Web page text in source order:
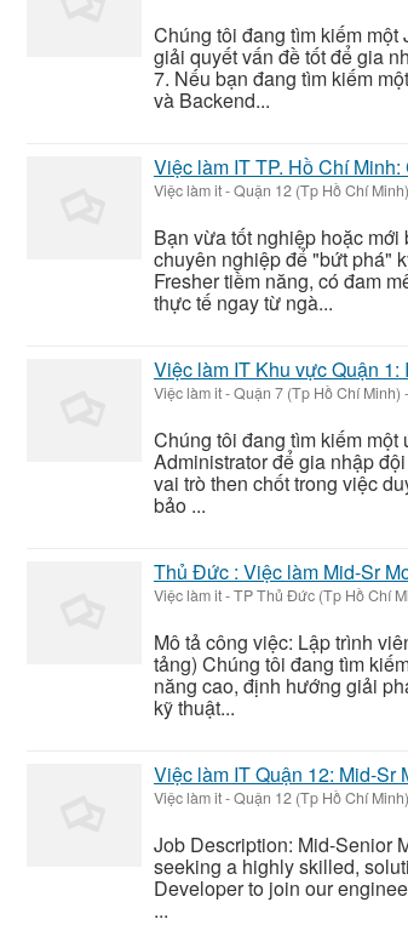
Chúng tôi đang tìm kiếm
giải quyết vấn đề tốt để gia
7. Nếu bạn đang tìm kiếm
và Backend...
Việc làm IT TP. Hồ Chí
Việc làm it-Quận 12 (Tp Hồ Chí Minh)
Bạn vừa tốt nghiệp hoặc
chuyên nghiệp để "bứt phá"
Fresher tiềm năng, có đam
thực tế ngay từ ngà...
Việc làm IT Khu vực Quận
Việc làm it-Quận 7 (Tp Hồ Chí Minh) -
Chúng tôi đang tìm kiếm
Administrator để gia nhập
vai trò then chốt trong việc
bảo ...
Thủ Đức : Việc làm Mid-Sr
Việc làm it-TP Thủ Đức (Tp Hồ Chí
Mô tả công việc: Lập trình
tảng) Chúng tôi đang tìm
năng cao, định hướng giải
kỹ thuật...
Việc làm IT Quận 12: Mid-Sr
Việc làm it-Quận 12 (Tp Hồ Chí Minh)
Job Description: Mid-Senior
seeking a highly skilled,
Developer to join our
...